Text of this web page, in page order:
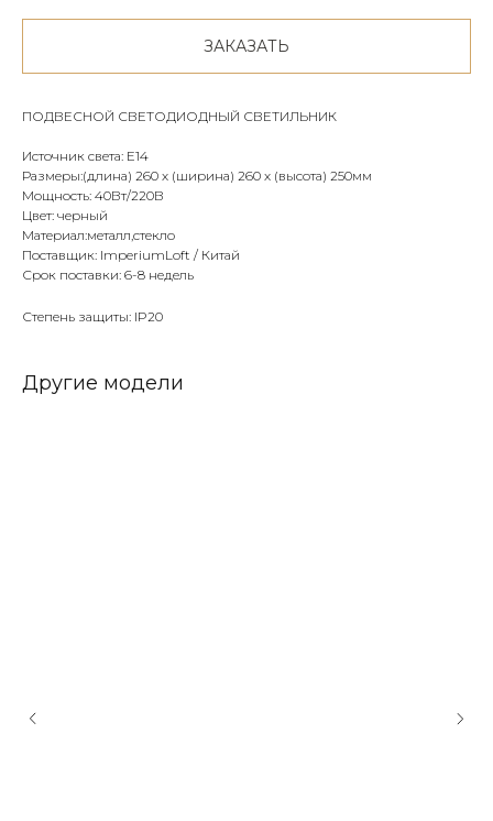
ЗАКАЗАТЬ
ПОДВЕСНОЙ СВЕТОДИОДНЫЙ СВЕТИЛЬНИК
Источник света: Е14
Размеры:(длина) 260 х (ширина) 260 х (высота) 250мм
Мощность: 40Вт/220В
Цвет: черный
Материал:металл,стекло
Поставщик: ImperiumLoft / Китай
Срок поставки: 6-8 недель
Степень защиты: IP20
Другие модели